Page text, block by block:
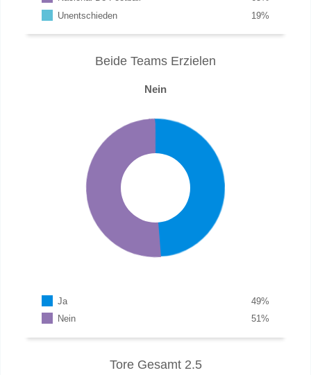
Unentschieden
%
19
Beide Teams Erzielen
Nein
Ja %
49
Nein
%
51
Tore Gesamt 2.5